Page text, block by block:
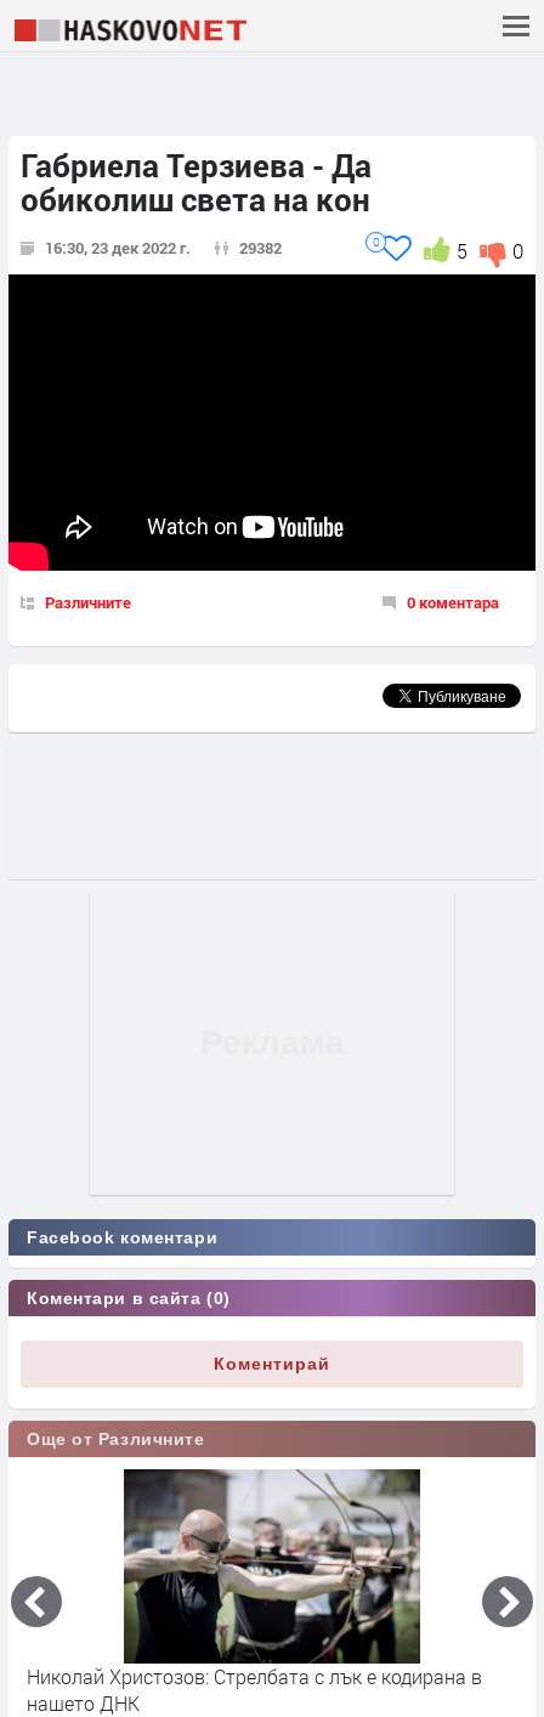
Габриела Терзиева - Да
обиколиш света на кон
16:30, 23 дек 2022 г. 29382 0
5
0
Различните 0 коментара
Facebook коментари
Коментари в сайта (0)
Коментирай
Още от Различните
Николай Христозов: Стрелбата с лък е кодирана в
нашето ДНК